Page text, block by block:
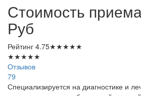
Стоимость
Руб
Рейтинг 4.75★★★★★
★★★★★
Отзывов
79
Специализируется на диагностике и